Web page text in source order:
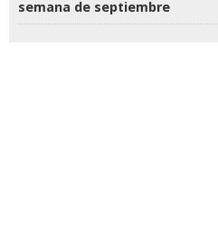
semana de septiembre